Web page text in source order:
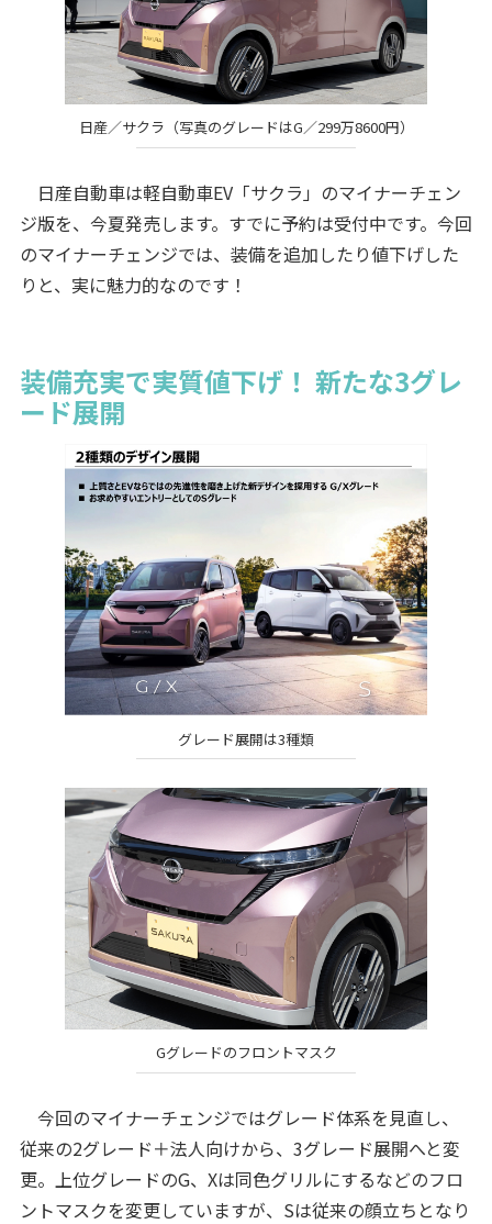
日産／サクラ（写真のグレードはG／299万8600円）
日産自動車は軽自動車EV「サクラ」のマイナーチェン
ジ版を、今夏発売します。すでに予約は受付中です。今回
のマイナーチェンジでは、装備を追加したり値下げした
りと、実に魅力的なのです！
装備充実で実質値下げ！ 新たな3グレ
ード展開
グレード展開は3種類
Gグレードのフロントマスク
今回のマイナーチェンジではグレード体系を見直し、
従来の2グレード＋法人向けから、3グレード展開へと変
更。上位グレードのG、Xは同色グリルにするなどのフロ
ントマスクを変更していますが、Sは従来の顔立ちとなり